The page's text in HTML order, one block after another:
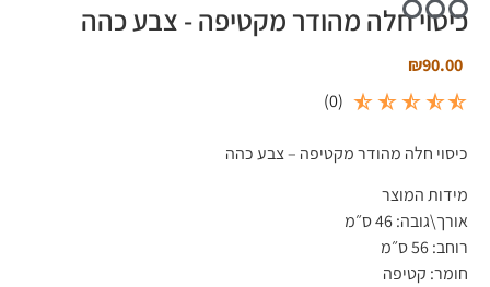
כיסוי חלה מהודר מקטיפה - צבע כהה
₪90.00
(
0
)
כיסוי חלה מהודר מקטיפה – צבע כהה
מידות המוצר
אורך\גובה:46 ס״מ
רוחב:56 ס״מ
חומר: קטיפה